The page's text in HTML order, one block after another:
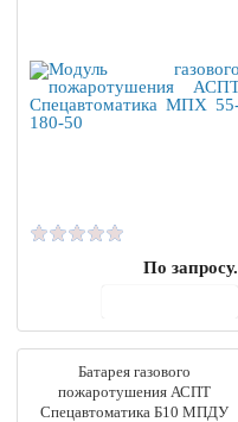
По запросу.
Батарея газового
пожаротушения АСПТ
Спецавтоматика Б10 МПДУ